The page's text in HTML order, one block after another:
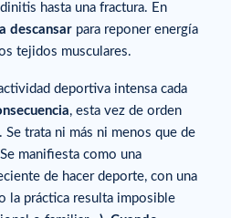
hasta una fractura. En
descansar para reponer energía
tejidos musculares.
deportiva intensa cada
, esta vez de orden
. Se trata ni más ni menos que de
manifiesta como una
de hacer deporte, con una
la práctica resulta imposible